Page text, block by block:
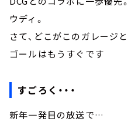
ウディ。
さて、どこがこのガレージ
ゴールはもうすぐです
すごろく・・・
新年一発目の放送で…